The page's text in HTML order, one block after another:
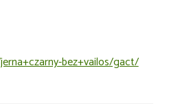
bez+vailos/gact/